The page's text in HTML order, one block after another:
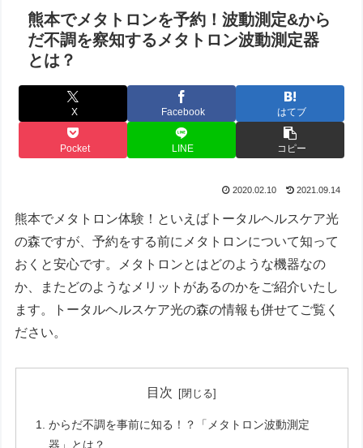
熊本でメタトロンを予約！波動測定&から
だ不調を察知するメタトロン波動測定器
とは？
X Facebook はてブ
Pocket LINE コピー
2020.02.10 2021.09.14
熊本でメタトロン体験！といえばトータルヘルスケア光
の森ですが、予約をする前にメタトロンについて知って
おくと安心です。メタトロンとはどのような機器なの
か、またどのようなメリットがあるのかをご紹介いたし
ます。トータルヘルスケア光の森の情報も併せてご覧く
ださい。
目次
からだ不調を事前に知る！？「メタトロン波動測定
器」とは？